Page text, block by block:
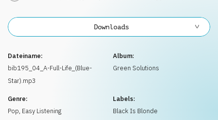
Playlists
Lizenzen
Info
Dateiname:
bib195_04_A-Full-Life_(Blue-
Star).mp3
Album:
Green Solutions
Genre:
Pop, Easy Listening
Labels:
Black Is Blonde
Downloads